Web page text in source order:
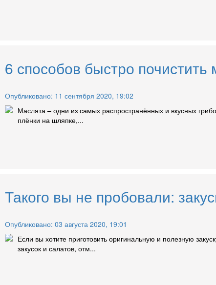
6 способов быстро почистить
Опубликовано: 11 сентября 2020, 19:02
Маслята – одни из самых распространённых и вкусных
плёнки на шляпке,...
Такого вы не пробовали:
Опубликовано: 03 августа 2020, 19:01
Если вы хотите приготовить оригинальную и полезную
закусок и салатов, отм...